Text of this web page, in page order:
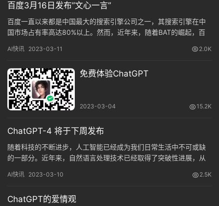
百度3月16日发布”文心一言”
百度一直以来都是中国最大的搜索引擎公司之一，其搜索引擎在中
国市场占有率高达80%以上。然而，近年来，随着BAT的崛起，百
的产品和服务来扩大市场份额。据最新消息，百度计划在3月16日发
布的又一款新产品。
AI快讯 2023-03-11 2.0K
免费体验ChatGPT
2023-03-04 15.2K
ChatGPT-4 将于下周发布
随着科技的不断进步，人工智能已经成为我们日常生活中不可或缺
的一部分。近年来，自然语言处理技术已经取得了突破性进展，从
碑。而GPT-4的出现更是为我们带来了更多的惊喜，它引领了AI多
AI快讯 2023-03-10 2.5K
ChatGPT的爱情观